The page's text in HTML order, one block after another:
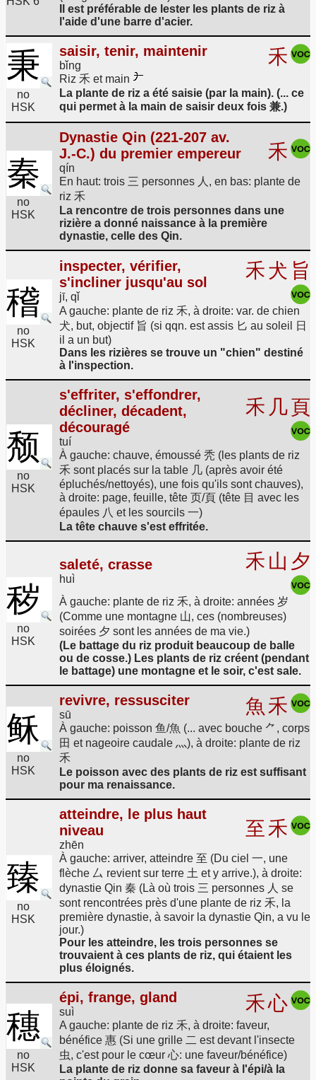
Il est préférable de lester les plants de riz à
l'aide d'une barre d'acier.
秉
no
HSK
saisir, tenir, maintenir
bǐng 禾
Riz 禾 et main
La plante de riz a été saisie (par la main). (... ce
qui permet à la main de saisir deux fois 兼.)
秦
no
HSK
Dynastie Qin (221-207 av.
J.-C.) du premier empereur
qín
禾
En haut: trois 三 personnes 人, en bas: plante de
riz 禾
La rencontre de trois personnes dans une
rizière a donné naissance à la première
dynastie, celle des Qin.
稽
no
HSK
inspecter, vérifier,
s'incliner jusqu'au sol
jī, qǐ
禾犬 旨
A gauche: plante de riz 禾, à droite: var. de chien
犬, but, objectif 旨 (si qqn. est assis 匕 au soleil 日
il a un but)
Dans les rizières se trouve un "chien" destiné
à l'inspection.
颓
no
HSK
s'effriter, s'effondrer,
décliner, décadent,
découragé
tuí
禾 几頁
À gauche: chauve, émoussé 秃 (les plants de riz
禾 sont placés sur la table 几 (après avoir été
épluchés/nettoyés), une fois qu'ils sont chauves),
à droite: page, feuille, tête 页/頁 (tête 目 avec les
épaules 八 et les sourcils 一)
La tête chauve s'est effritée.
秽
no
HSK
saleté, crasse
huì
禾 山 夕
À gauche: plante de riz 禾, à droite: années 岁
(Comme une montagne 山, ces (nombreuses)
soirées 夕 sont les années de ma vie.)
(Le battage du riz produit beaucoup de balle
ou de cosse.) Les plants de riz créent (pendant
le battage) une montagne et le soir, c'est sale.
稣
no
HSK
revivre, ressusciter
sū 魚 禾
À gauche: poisson 鱼/魚 (... avec bouche ⺈, corps
田 et nageoire caudale 灬), à droite: plante de riz
禾
Le poisson avec des plants de riz est suffisant
pour ma renaissance.
臻
no
HSK
atteindre, le plus haut
niveau
zhēn
至 禾
À gauche: arriver, atteindre 至 (Du ciel 一, une
flèche 厶 revient sur terre 土 et y arrive.), à droite:
dynastie Qin 秦 (Là où trois 三 personnes 人 se
sont rencontrées près d'une plante de riz 禾, la
première dynastie, à savoir la dynastie Qin, a vu le
jour.)
Pour les atteindre, les trois personnes se
trouvaient à ces plants de riz, qui étaient les
plus éloignés.
穗
no
HSK
épi, frange, gland
suì 禾心
A gauche: plante de riz 禾, à droite: faveur,
bénéfice 惠 (Si une grille 二 est devant l'insecte
虫, c'est pour le cœur 心: une faveur/bénéfice)
La plante de riz donne sa faveur à l'épi/à la